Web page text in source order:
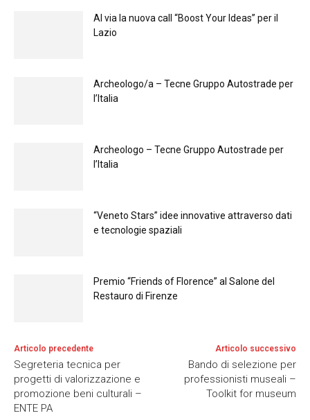
Al via la nuova call “Boost Your Ideas” per il
Lazio
Archeologo/a – Tecne Gruppo Autostrade per
l’Italia
Archeologo – Tecne Gruppo Autostrade per
l’Italia
“Veneto Stars” idee innovative attraverso dati
e tecnologie spaziali
Premio “Friends of Florence” al Salone del
Restauro di Firenze
Articolo precedente
Segreteria tecnica per
progetti di valorizzazione e
promozione beni culturali –
ENTE PA
Articolo successivo
Bando di selezione per
professionisti museali –
Toolkit for museum